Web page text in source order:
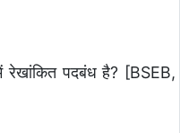
में रेखांकित पदबंध है? [BSEB,